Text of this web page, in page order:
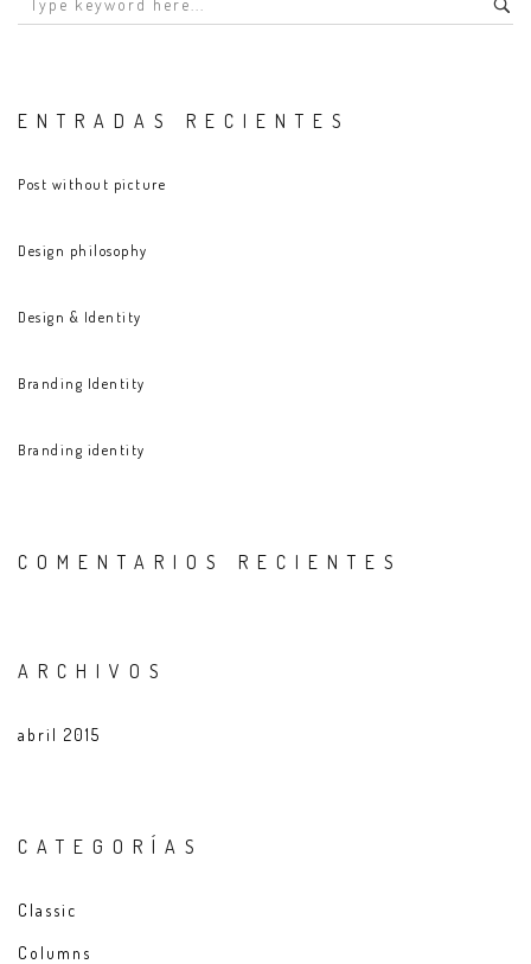
ENTRADAS RECIENTES
Post without picture
Design philosophy
Design & Identity
Branding Identity
Branding identity
COMENTARIOS RECIENTES
ARCHIVOS
abril 2015
CATEGORÍAS
Classic
Columns